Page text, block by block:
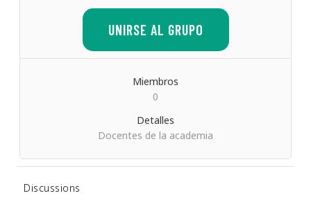
UNIRSE AL GRUPO
Miembros
0
Detalles
Docentes de la academia
Discussions